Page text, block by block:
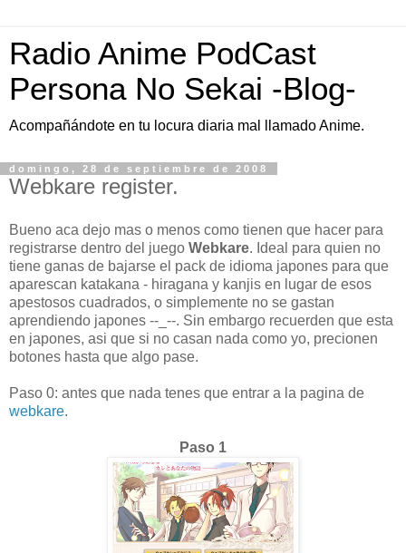
Radio Anime PodCast
Persona No Sekai -Blog-
Acompañándote en tu locura diaria mal llamado Anime.
domingo, 28 de septiembre de 2008
Webkare register.
Bueno aca dejo mas o menos como tienen que hacer para
registrarse dentro del juego Webkare. Ideal para quien no
tiene ganas de bajarse el pack de idioma japones para que
aparescan katakana - hiragana y kanjis en lugar de esos
apestosos cuadrados, o simplemente no se gastan
aprendiendo japones --_--. Sin embargo recuerden que esta
en japones, asi que si no casan nada como yo, precionen
botones hasta que algo pase.
Paso 0: antes que nada tenes que entrar a la pagina de
webkare.
Paso 1